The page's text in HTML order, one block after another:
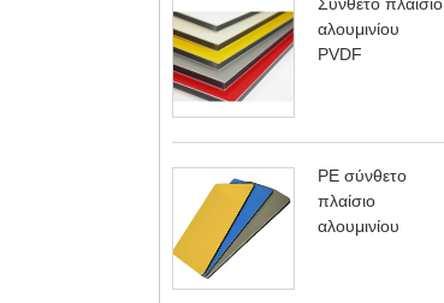
αλουμινίου
PVDF
PE σύνθετο
πλαίσιο
αλουμινίου